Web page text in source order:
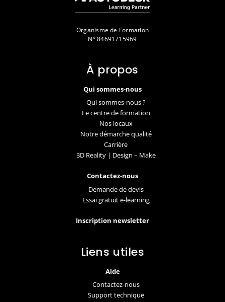
Organisme de Formation
N° 84691715969
À propos
Qui sommes-nous
Qui sommes-nous ?
Le centre de formation
Nos locaux
Notre démarche qualité
Carrière
3D Reality | Design – Make
Contactez-nous
Demande de devis
Essai gratuit e-learning
Inscription newsletter
Liens utiles
Aide
Contactez-nous
Support technique